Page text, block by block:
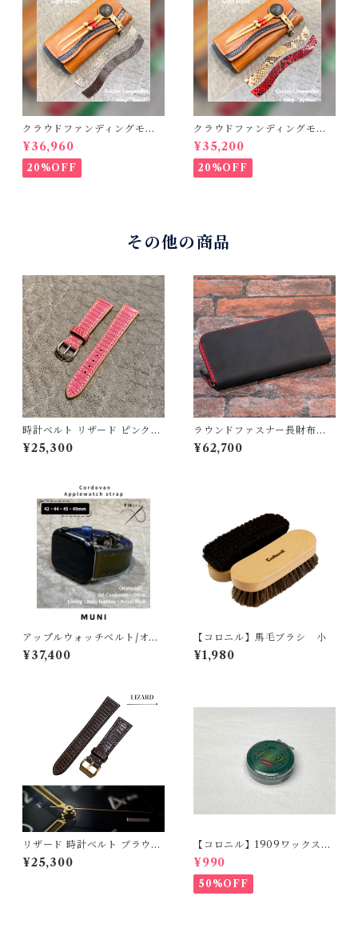
クラウドファンディングモデ
ル！Cactus・カクタス ロン
グウォレット（CWBL-03）
インレイ・リザード × イタリ
アンショルダーレザー コン
¥36,960
20%OFF
クラウドファンディングモデ
ル！Cactus・カクタス ロン
グウォレット（CWBL-03）
インレイ・パイソン × イタリ
アンショルダーレザー コン
¥35,200
20%OFF
その他の商品
時計ベルト リザード ピンク
18mm-14mm【スタンダー
ド】フルフラット型 腕時計
¥25,300
ラウンドファスナー長財布
ブラック×レッド | HusH ハッ
シュ
¥62,700
アップルウォッチベルト/オイ
ルコードバン・オリーブ・ボ
ンベ型・手縫い（For 42/44/
¥37,400
【コロニル】馬毛ブラシ 小
¥1,980
リザード 時計ベルト ブラウン
（竹腑）19mm-16mm【スタ
ンダード】フルフラット型 腕
¥25,300
【コロニル】1909ワックスポ
リッシュ バーガンディ（革
靴用）
¥990
50%OFF